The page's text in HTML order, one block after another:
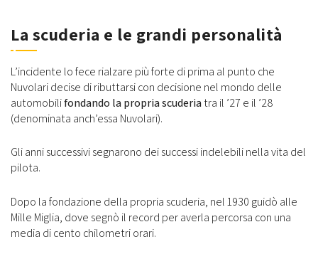
La scuderia e le grandi personalità
L’incidente lo fece rialzare più forte di prima al punto che
Nuvolari decise di ributtarsi con decisione nel mondo delle
automobilifondando la propria scuderiatra il ’27 e il ’28
(denominata anch’essa Nuvolari).
Gli anni successivi segnarono dei successi indelebili nella vita del
pilota.
Dopo la fondazione della propria scuderia, nel 1930 guidò alle
Mille Miglia, dove segnò il record per averla percorsa con una
media di cento chilometri orari.